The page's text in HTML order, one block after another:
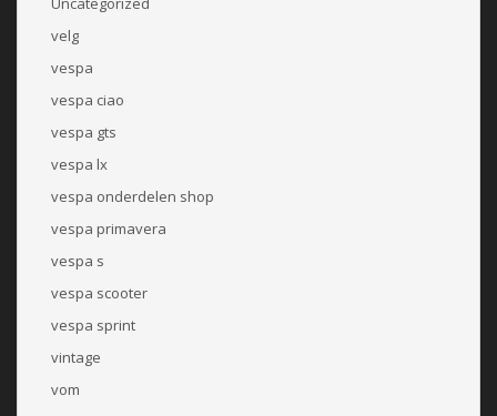
velg
vespa
vespa ciao
vespa gts
vespa lx
vespa onderdelen shop
vespa primavera
vespa s
vespa scooter
vespa sprint
vintage
vom